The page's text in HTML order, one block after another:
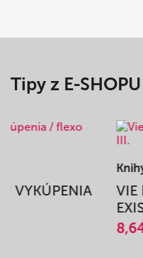
Tipy z E-SHOPU
VYKÚPENIA
VIE